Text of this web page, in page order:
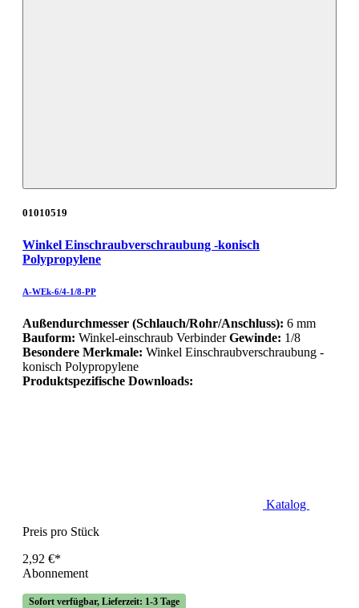
01010519
Winkel Einschraubverschraubung -konisch
Polypropylene
A-WEk-6/4-1/8-PP
Außendurchmesser (Schlauch/Rohr/Anschluss): 6 mm
Bauform: Winkel-einschraub VerbinderGewinde: 1/8
Besondere Merkmale: Winkel Einschraubverschraubung -
konisch Polypropylene
Produktspezifische Downloads:
Katalog
Preis pro Stück
2,92 €*
Abonnement
Sofort verfügbar, Lieferzeit: 1-3 Tage